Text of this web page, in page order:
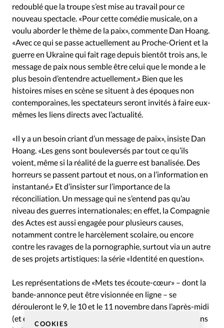
COOKIES
redoublé que la troupe s’est mise au travail pour ce
nouveau spectacle. «Pour cette comédie musicale, on a
voulu aborder le thème de la paix», commente Dan Hoang.
«Avec ce qui se passe actuellement au Proche-Orient et la
guerre en Ukraine qui fait rage depuis bientôt trois ans, le
message de paix nous semble être celui que le monde a le
plus besoin d’entendre actuellement.» Bien que les
histoires mises en scène se situent à des époques non
contemporaines, les spectateurs seront invités à faire eux-
mêmes les liens directs avec l’actualité.
«Il y a un besoin criant d’un message de paix», insiste Dan
Hoang. «Les gens sont bouleversés par tout ce qu’ils
voient, même si la réalité de la guerre est banalisée. Des
horreurs se passent partout et nous, on a l’information en
instantané.» Et d’insister sur l’importance de la
réconciliation. Un message qui ne s’entend pas qu’au
niveau des guerres internationales; en effet, la Compagnie
des Actes est aussi engagée pour plusieurs causes,
notamment contre le harcèlement scolaire, ou encore
contre les ravages de la pornographie, surtout via un autre
de ses projets artistiques: la série «Identité en question».
Les représentations de «Mets tes écoute-cœur» – dont la
bande-annonce peut être visionnée en ligne – se
dérouleront le 9, le 10 et le 11 novembre dans l’après-midi
(et en soirée le 10 novembre), au théâtre Saint-Léon, dans